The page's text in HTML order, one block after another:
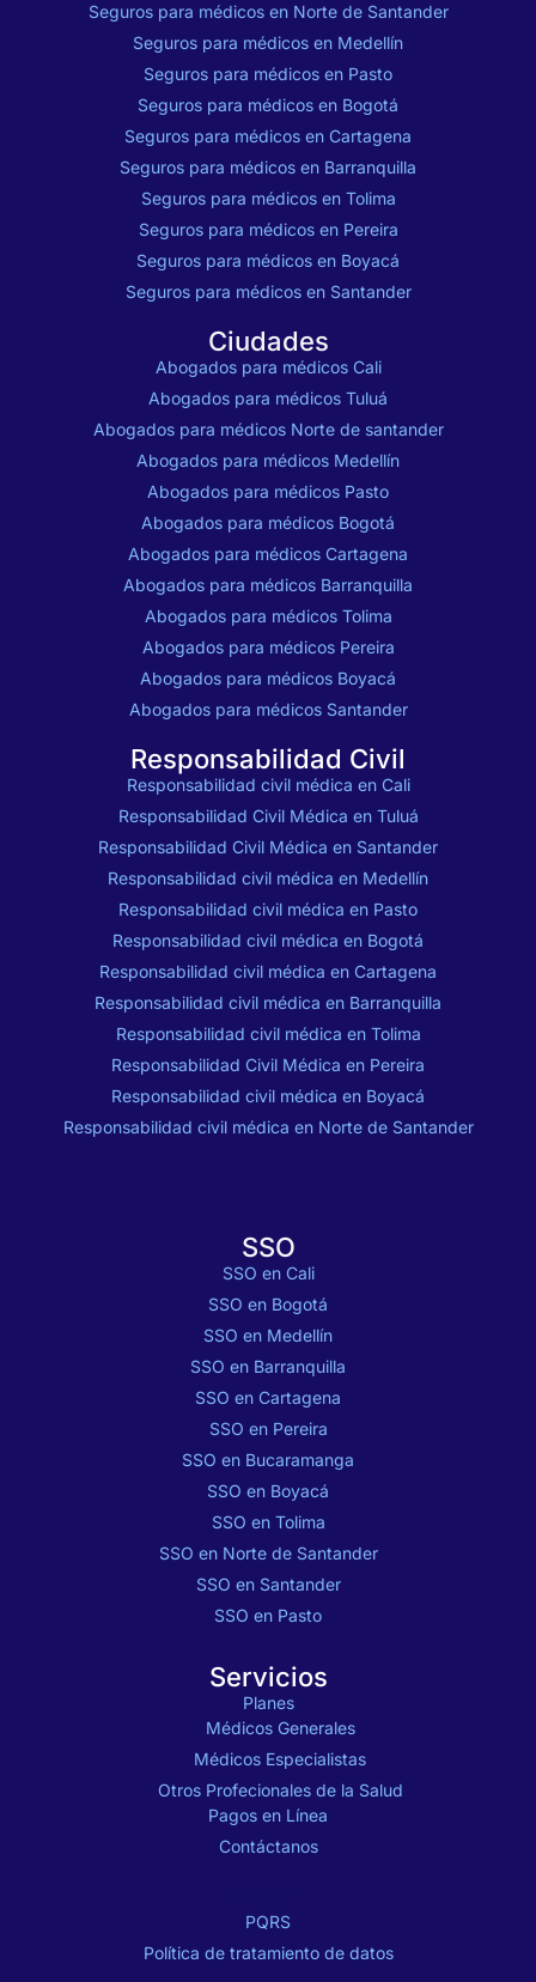
Seguros para médicos en Norte de Santander
Seguros para médicos en Medellín
Seguros para médicos en Pasto
Seguros para médicos en Bogotá
Seguros para médicos en Cartagena
Seguros para médicos en Barranquilla
Seguros para médicos en Tolima
Seguros para médicos en Pereira
Seguros para médicos en Boyacá
Seguros para médicos en Santander
Ciudades
Abogados para médicos Cali
Abogados para médicos Tuluá
Abogados para médicos Norte de santander
Abogados para médicos Medellín
Abogados para médicos Pasto
Abogados para médicos Bogotá
Abogados para médicos Cartagena
Abogados para médicos Barranquilla
Abogados para médicos Tolima
Abogados para médicos Pereira
Abogados para médicos Boyacá
Abogados para médicos Santander
Responsabilidad Civil
Responsabilidad civil médica en Cali
Responsabilidad Civil Médica en Tuluá
Responsabilidad Civil Médica en Santander
Responsabilidad civil médica en Medellín
Responsabilidad civil médica en Pasto
Responsabilidad civil médica en Bogotá
Responsabilidad civil médica en Cartagena
Responsabilidad civil médica en Barranquilla
Responsabilidad civil médica en Tolima
Responsabilidad Civil Médica en Pereira
Responsabilidad civil médica en Boyacá
Responsabilidad civil médica en Norte de Santander
SSO
SSO en Cali
SSO en Bogotá
SSO en Medellín
SSO en Barranquilla
SSO en Cartagena
SSO en Pereira
SSO en Bucaramanga
SSO en Boyacá
SSO en Tolima
SSO en Norte de Santander
SSO en Santander
SSO en Pasto
Servicios
Planes
Médicos Generales
Médicos Especialistas
Otros Profecionales de la Salud
Pagos en Línea
Contáctanos
PQRS
Política de tratamiento de datos